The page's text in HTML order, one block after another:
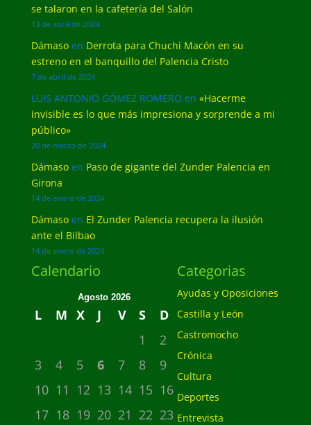
se talaron en la cafetería del Salón
13 de abril de 2024
Dámasoen Derrota para Chuchi Macón en su
estreno en el banquillo del Palencia Cristo
7 de abril de 2024
LUIS ANTONIO GÓMEZ ROMERO en «Hacerme
invisible es lo que más impresiona y sorprende a mi
público»
20 de marzo de 2024
Dámasoen Paso de gigante del Zunder Palencia en
Girona
14 de enero de 2024
Dámasoen El Zunder Palencia recupera la ilusión
ante el Bilbao
14 de enero de 2024
Calendario
Agosto 2026
L M X J V S
D
1
2
3
4 5 6 7 8
9
10 11 12 13 14 15 16
17 18 19 20 21 22 23
Categorias
Ayudas y Oposiciones
Castilla y León
Castromocho
Crónica
Cultura
Deportes
Entrevista